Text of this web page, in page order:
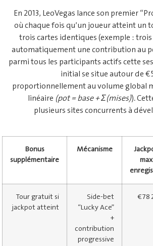
En 2013, LeoVegas lance son premier
où chaque fois qu’un joueur atteint un
trois cartes identiques (exemple :
automatiquement une contribution au
parmi tous les participants actifs cette
initial se situe autour de
proportionnellement au volume global
linéaire (pot = base + Σ(mises)).
plusieurs sites concurrents à
max
Mécanisme
Bonus
supplémentaire
€78
Side‑bet
“Lucky Ace”
+
contribution
progressive
Tour gratuit si
jackpot atteint